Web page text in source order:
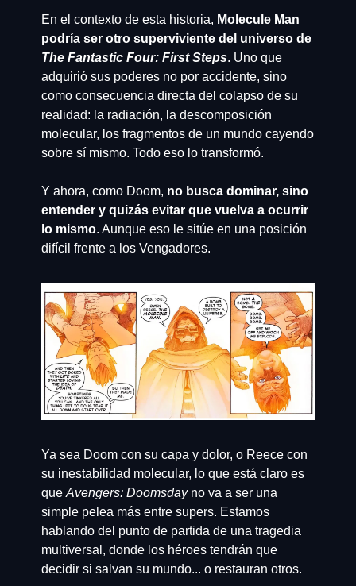
En el contexto de esta historia, Molecule Man
The Fantastic Four: First Steps. Uno que
adquirió sus poderes no por accidente, sino
como consecuencia directa del colapso de su
realidad: la radiación, la descomposición
molecular, los fragmentos de un mundo cayendo
sobre sí mismo. Todo eso lo transformó.
Y ahora, como Doom, no busca dominar, sino
entender y quizás evitar que vuelva a ocurrir
lo mismo. Aunque eso le sitúe en una posición
difícil frente a los Vengadores.
Ya sea Doom con su capa y dolor, o Reece con
su inestabilidad molecular, lo que está claro es
que Avengers: Doomsday no va a ser una
simple pelea más entre supers. Estamos
hablando del punto de partida de una tragedia
multiversal, donde los héroes tendrán que
decidir si salvan su mundo... o restauran otros.